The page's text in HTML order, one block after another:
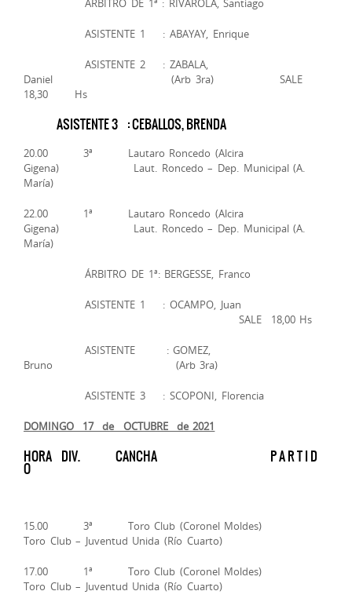
ÁRBITRO DE 1ª : RIVAROLA, Santiago
ASISTENTE 1 : ABAYAY, Enrique
ASISTENTE 2 : ZABALA,
Daniel (Arb 3ra) SALE
18,30 Hs
ASISTENTE 3 : CEBALLOS, BRENDA
20.00 3ª Lautaro Roncedo (Alcira
Gigena) Laut. Roncedo – Dep. Municipal (A.
María)
22.00 1ª Lautaro Roncedo (Alcira
Gigena) Laut. Roncedo – Dep. Municipal (A.
María)
ÁRBITRO DE 1ª: BERGESSE, Franco
ASISTENTE 1 : OCAMPO, Juan
SALE 18,00 Hs
ASISTENTE : GOMEZ,
Bruno (Arb 3ra)
ASISTENTE 3 : SCOPONI, Florencia
DOMINGO 17 de OCTUBRE de 2021
HORA DIV. CANCHA P A R T I D
O
15.00 3ª Toro Club (Coronel Moldes)
Toro Club – Juventud Unida (Río Cuarto)
17.00 1ª Toro Club (Coronel Moldes)
Toro Club – Juventud Unida (Río Cuarto)